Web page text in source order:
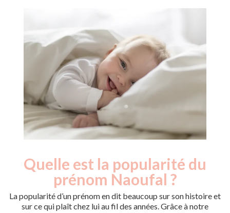
Quelle est la popularité du
prénom Naoufal ?
La popularité d’un prénom en dit beaucoup sur son histoire et
sur ce qui plaît chez lui au fil des années. Grâce à notre
Année
Nouveaux-
nés
2010
15
2011
5